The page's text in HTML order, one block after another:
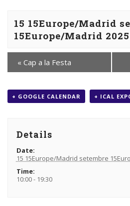
15 15Europe/Madrid
15Europe/Madrid 2025
« Cap a la Festa
+ GOOGLE CALENDAR + ICAL
Details
Date:
15 15Europe/Madrid setembre
Time:
10:00 - 19:30